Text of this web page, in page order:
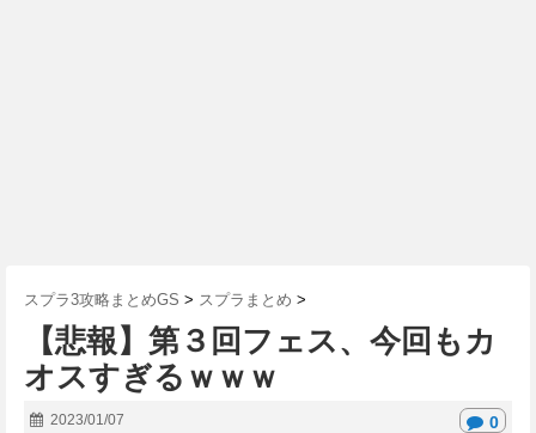
スプラ3攻略まとめGS > スプラまとめ >
【悲報】第３回フェス、今回もカ
オスすぎるｗｗｗ
2023/01/07 0